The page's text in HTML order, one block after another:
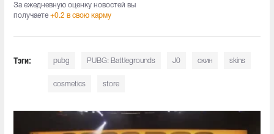
За ежедневную оценку новостей вы
получаете +0.2 в свою карму
Тэги: pubg PUBG: Battlegrounds J0 скин skins
cosmetics store